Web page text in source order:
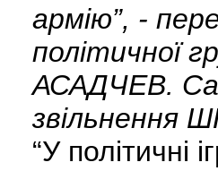
армію”, -
політичної
АСАДЧЕВ.
звільнення
“У політичні